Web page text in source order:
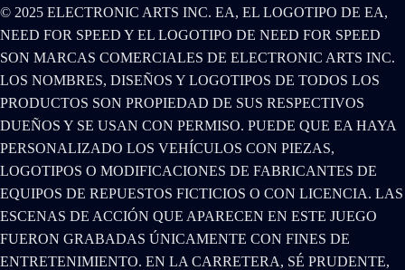
© 2025 ELECTRONIC ARTS INC. EA, EL LOGOTIPO DE EA,
NEED FOR SPEED Y EL LOGOTIPO DE NEED FOR SPEED
SON MARCAS COMERCIALES DE ELECTRONIC ARTS INC.
LOS NOMBRES, DISEÑOS Y LOGOTIPOS DE TODOS LOS
PRODUCTOS SON PROPIEDAD DE SUS RESPECTIVOS
DUEÑOS Y SE USAN CON PERMISO. PUEDE QUE EA HAYA
PERSONALIZADO LOS VEHÍCULOS CON PIEZAS,
LOGOTIPOS O MODIFICACIONES DE FABRICANTES DE
EQUIPOS DE REPUESTOS FICTICIOS O CON LICENCIA. LAS
ESCENAS DE ACCIÓN QUE APARECEN EN ESTE JUEGO
FUERON GRABADAS ÚNICAMENTE CON FINES DE
ENTRETENIMIENTO. EN LA CARRETERA, SÉ PRUDENTE,